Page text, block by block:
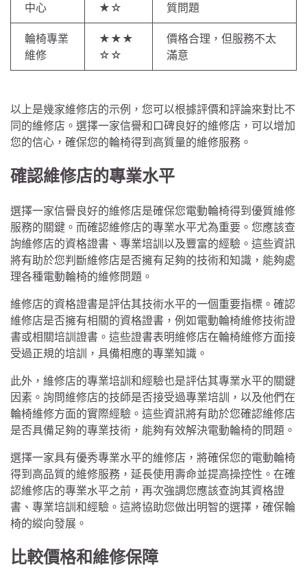
中心
★☆
質問題
輪椅專業
維修
★★★
☆☆
價格合理，但服務不太
滿意
以上是幾家維修店的示例，您可以根據評價和評論來對比不
同的維修店。選擇一家信譽和口碑良好的維修店，可以增加
您的信心，確保您的輪椅得到高質量的維修服務。
確認維修店的專業水平
選擇一家信譽良好的維修店是確保您電動輪椅得到優質維修
服務的關鍵。而確認維修店的專業水平尤為重要。您應該查
詢維修店的資格證書、專業培訓以及豐富的經驗。這些資訊
將有助於您判斷維修店是否擁有足夠的技術和知識，能夠處
理各種電動輪椅的維修問題。
維修店的資格證書是評估其技術水平的一個重要指標。確認
維修店是否擁有相關的資格證書，例如電動輪椅維修技術證
書或相關培訓證書。這些證書表明維修店在輪椅維修方面接
受過正規的培訓，具備相應的專業知識。
此外，維修店的專業培訓和經驗也是評估其專業水平的關鍵
因素。詢問維修店的技師是否接受過專業培訓，以及他們在
輪椅維修方面的實際經驗。這些資訊將有助於您確認維修店
是否具備足夠的專業技術，能夠有效解決電動輪椅的問題。
選擇一家具有優秀專業水平的維修店，將確保您的電動輪椅
得到高品質的維修服務，延長使用壽命並提高操控性。在確
認維修店的專業水平之前，再次強調您應該查詢其資格證
書、專業培訓和經驗。這將協助您做出明智的選擇，確保輪
椅的縱向發展。
比較價格和維修保障